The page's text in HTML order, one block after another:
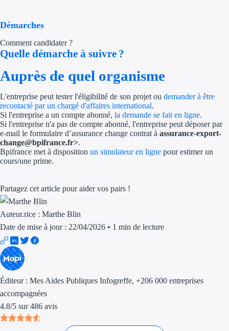
Aides Région
Régions de I à P
Aides Région
Démarches
Comment candidater ?
Quelle démarche à suivre ?
Auprès de quel organisme
L'entreprise peut tester l'éligibilité de son projet ou demander à être
recontacté par un chargé d'affaires international.
Si l'entreprise a un compte abonné, la demande se fait en ligne.
Si l'entreprise n'a pas de compte abonné, l'entreprise peut déposer par
e-mail le formulaire d’assurance change contrat à assurance-export-
change@bpifrance.fr>.
Bpifrance met à disposition un simulateur en ligne pour estimer un
cours/une prime.
Partagez cet article pour aider vos pairs !
Auteur.rice : Marthe Blin
Date de mise à jour : 22/04/2026 • 1 min de lecture
Éditeur : Mes Aides Publiques Infogreffe, +206 000 entreprises
accompagnées
4.8/5 sur 486 avis